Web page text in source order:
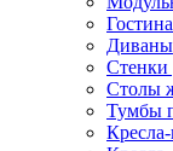
Диваны
Стенки
Столы
Тумбы